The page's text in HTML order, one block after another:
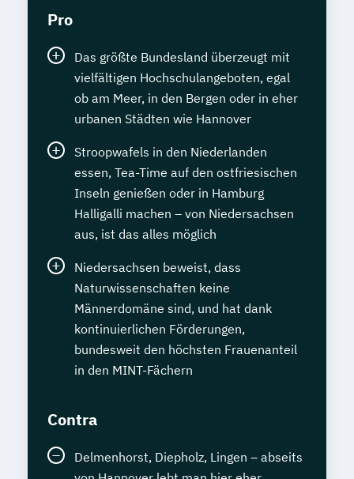
Pro
Das größte Bundesland überzeugt mit
vielfältigen Hochschulangeboten, egal
ob am Meer, in den Bergen oder in eher
urbanen Städten wie Hannover
Stroopwafels in den Niederlanden
essen, Tea-Time auf den ostfriesischen
Inseln genießen oder in Hamburg
Halligalli machen – von Niedersachsen
aus, ist das alles möglich
Niedersachsen beweist, dass
Naturwissenschaften keine
Männerdomäne sind, und hat dank
kontinuierlichen Förderungen,
bundesweit den höchsten Frauenanteil
in den MINT-Fächern
Contra
Delmenhorst, Diepholz, Lingen – abseits